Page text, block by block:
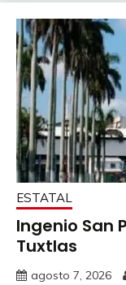
ESTATAL
Ingenio San
Tuxtlas
agosto 7, 2026